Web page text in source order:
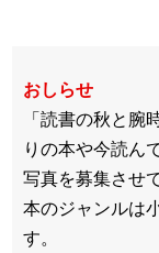
おしらせ
「読書の秋と腕
りの本や今読ん
写真を募集させ
本のジャンルは
す。